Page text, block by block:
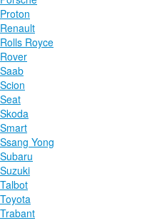
Proton
Renault
Rolls Royce
Rover
Saab
Scion
Seat
Skoda
Smart
Ssang Yong
Subaru
Suzuki
Talbot
Toyota
Trabant